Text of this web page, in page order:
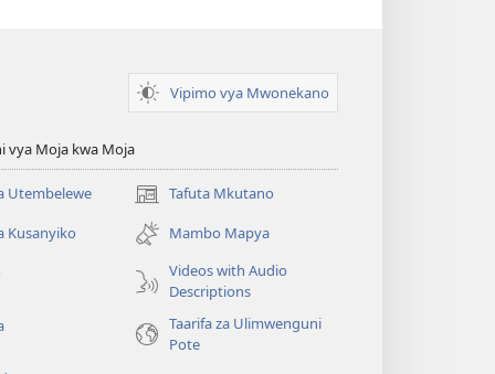
Vipimo vya Mwonekano
vya Moja kwa Moja
Utembelewe Tafuta Mkutano
(opens
new
window)
Kusanyiko
Mambo Mapya
Videos with Audio
Descriptions
Taarifa za Ulimwenguni
Pote